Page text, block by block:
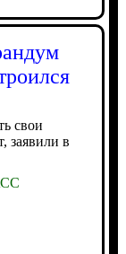
свои
заявили в